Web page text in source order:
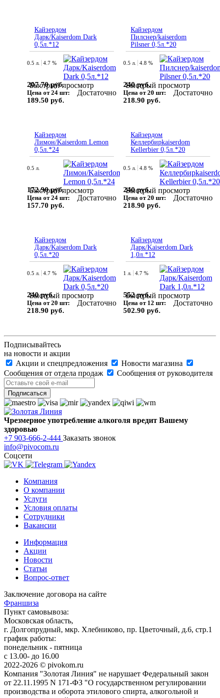
Кайзердом
Дарк/Kaiserdom Dark
0,5л.*12
Быстрый просмотр
0.5 л. 4.7 %
207.70 руб.
Цена от 24 шт:
189.50 руб.
Достаточно
Кайзердом
Пилснер/kaiserdom
Pilsner 0,5л.*20
Быстрый просмотр
0.5 л. 4.8 %
240 руб.
Цена от 20 шт:
218.90 руб.
Достаточно
Кайзердом
Лимон/Kaiserdom Lemon
0,5л.*24
Быстрый просмотр
0.5 л.
172.90 руб.
Цена от 24 шт:
157.70 руб.
Достаточно
Кайзердом
Келлербирkaiserdom
Kellerbier 0,5л.*20
Быстрый просмотр
0.5 л. 4.8 %
240 руб.
Цена от 20 шт:
218.90 руб.
Достаточно
Кайзердом
Дарк/Kaiserdom Dark
0,5л.*20
Быстрый просмотр
0.5 л. 4.7 %
240 руб.
Цена от 20 шт:
218.90 руб.
Достаточно
Кайзердом
Дарк/Kaiserdom Dark
1,0л.*12
Быстрый просмотр
1 л. 4.7 %
552 руб.
Цена от 12 шт:
502.90 руб.
Достаточно
Подписывайтесь
на новости и акции
Акции и спецпредложения
Новости магазина
Сообщения от отдела продаж
Сообщения от руководителя
Чрезмерное употребление алкоголя вредит Вашему
здоровью
+7 903-666-2-444 Заказать звонок
info@pivocom.ru
Соцсети
Компания
О компании
Услуги
Условия оплаты
Сотрудники
Вакансии
Информация
Акции
Новости
Статьи
Вопрос-ответ
Заключение договора на сайте
Франшиза
Пункт самовывоза:
Московская область,
г. Долгопрудный, мкр. Хлебниково, пр. Цветочный, д.6, стр.1
график работы:
понедельник - пятница
с 13.00- до 16.00
2022-2026 © pivokom.ru
Компания "Золотая Линия" не нарушает Федеральный закон
от 22.11.1995 N 171-ФЗ "О государственном регулировании
производства и оборота этилового спирта, алкогольной и